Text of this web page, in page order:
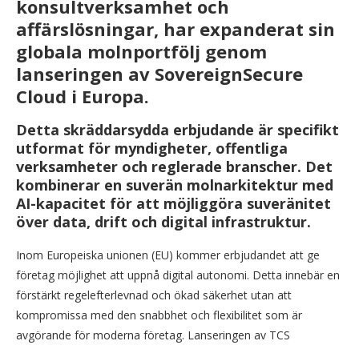
konsultverksamhet och
affärslösningar, har expanderat sin
globala molnportfölj genom
lanseringen av SovereignSecure
Cloud i Europa.
Detta skräddarsydda erbjudande är specifikt
utformat för myndigheter, offentliga
verksamheter och reglerade branscher. Det
kombinerar en suverän molnarkitektur med
AI-kapacitet för att möjliggöra suveränitet
över data, drift och digital infrastruktur.
Inom Europeiska unionen (EU) kommer erbjudandet att ge
företag möjlighet att uppnå digital autonomi. Detta innebär en
förstärkt regelefterlevnad och ökad säkerhet utan att
kompromissa med den snabbhet och flexibilitet som är
avgörande för moderna företag. Lanseringen av TCS